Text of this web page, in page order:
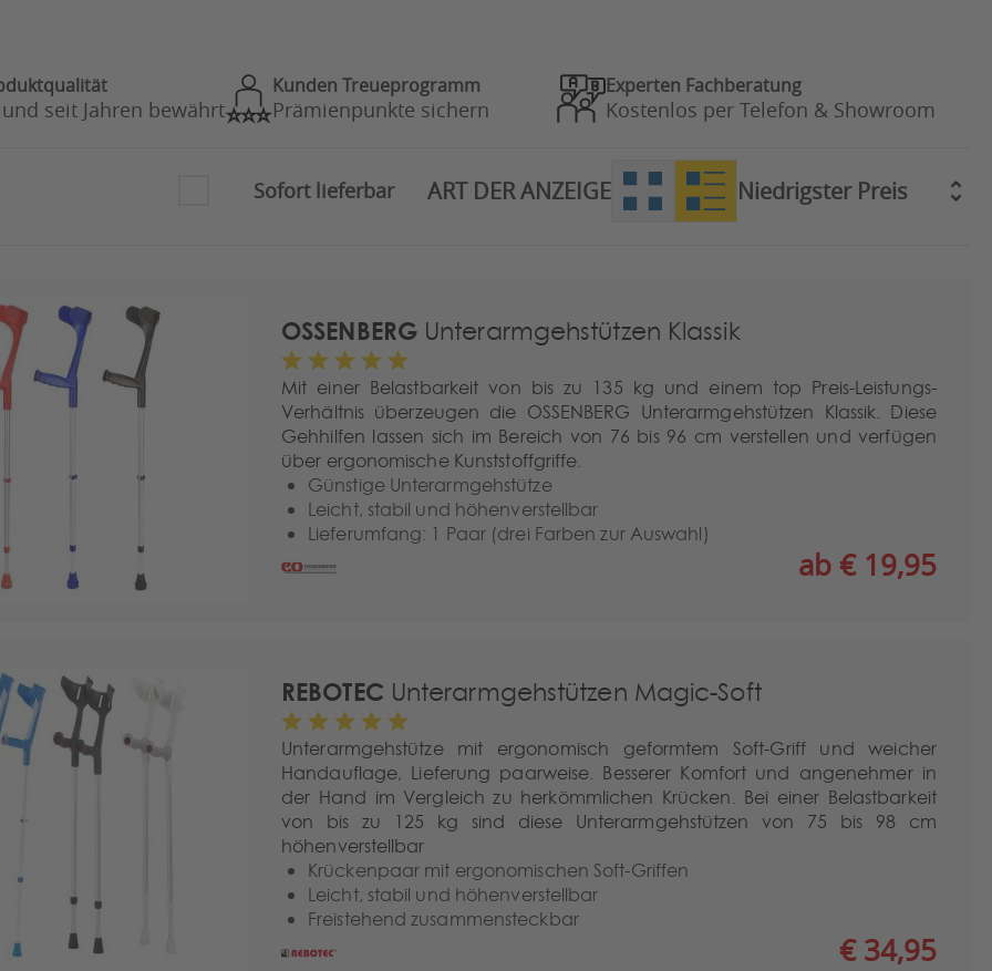
seit Jahren bewährt
Kunden Treueprogramm
Prämienpunkte sichern
Experten Fachberatung
Kostenlos per Telefon & Showroom
Sofort lieferbar ART DER ANZEIGE
OSSENBERGUnterarmgehstützen Klassik
Mit einer Belastbarkeit von bis zu 135 kg und einem top Preis-Leistungs-
Verhältnis überzeugen die OSSENBERG Unterarmgehstützen Klassik. Diese
Gehhilfen lassen sich im Bereich von 76 bis 96 cm verstellen und verfügen
über ergonomische Kunststoffgriffe.
Günstige Unterarmgehstütze
Leicht, stabil und höhenverstellbar
Lieferumfang: 1 Paar (drei Farben zur Auswahl)
ab € 19,95
REBOTEC Unterarmgehstützen Magic-Soft
Unterarmgehstütze mit ergonomisch geformtem Soft-Griff und weicher
Handauflage, Lieferung paarweise. Besserer Komfort und angenehmer in
der Hand im Vergleich zu herkömmlichen Krücken. Bei einer Belastbarkeit
von bis zu 125 kg sind diese Unterarmgehstützen von 75 bis 98 cm
höhenverstellbar
Krückenpaar mit ergonomischen Soft-Griffen
Leicht, stabil und höhenverstellbar
Freistehend zusammensteckbar
€ 34,95